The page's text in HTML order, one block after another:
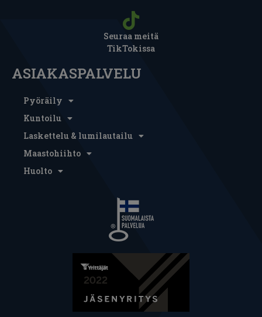
Seuraa meitä
TikTokissa
ASIAKASPALVELU
Pyöräily
Kuntoilu
Laskettelu & lumilautailu
Maastohiihto
Huolto